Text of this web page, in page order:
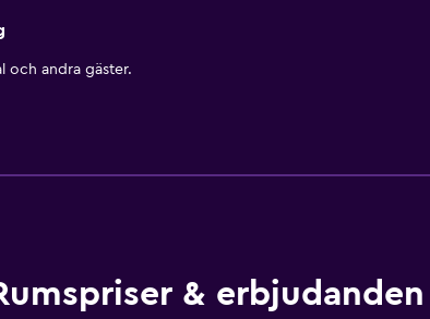
och andra gäster.
&